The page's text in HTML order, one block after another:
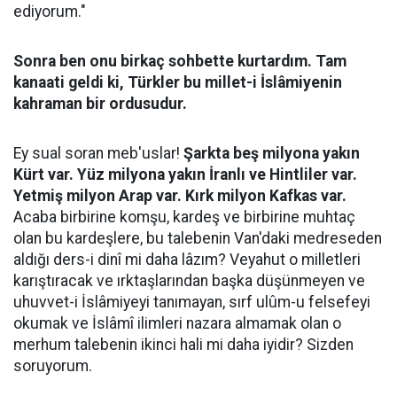
ediyorum."
Sonra ben onu birkaç sohbette kurtardım. Tam
kanaati geldi ki, Türkler bu millet-i İslâmiyenin
kahraman bir ordusudur.
Ey sual soran meb'uslar! Şarkta beş milyona yakın
Kürt var. Yüz milyona yakın İranlı ve Hintliler var.
Yetmiş milyon Arap var. Kırk milyon Kafkas var.
Acaba birbirine komşu, kardeş ve birbirine muhtaç
olan bu kardeşlere, bu talebenin Van'daki medreseden
aldığı ders-i dinî mi daha lâzım? Veyahut o milletleri
karıştıracak ve ırktaşlarından başka düşünmeyen ve
uhuvvet-i İslâmiyeyi tanımayan, sırf ulûm-u felsefeyi
okumak ve İslâmî ilimleri nazara almamak olan o
merhum talebenin ikinci hali mi daha iyidir? Sizden
soruyorum.